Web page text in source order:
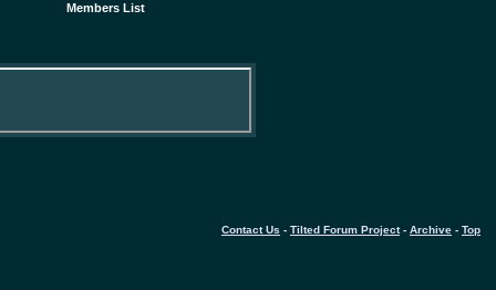
Members List
Contact Us - Tilted Forum Project- Archive - Top